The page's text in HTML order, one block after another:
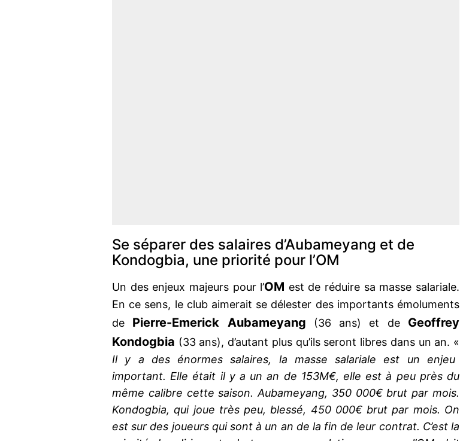
Se séparer des salaires d’Aubameyang et de
Kondogbia, une priorité pour l’OM
Un des enjeux majeurs pour l’OM est de réduire sa masse salariale.
En ce sens, le club aimerait se délester des importants émoluments
de Pierre-Emerick Aubameyang (36 ans) et de Geoffrey
Kondogbia (33 ans), d’autant plus qu’ils seront libres dans un an. «
Il y a des énormes salaires, la masse salariale est un enjeu
important. Elle était il y a un an de 153M€, elle est à peu près du
même calibre cette saison. Aubameyang, 350 000€ brut par mois.
Kondogbia, qui joue très peu, blessé, 450 000€ brut par mois. On
est sur des joueurs qui sont à un an de la fin de leur contrat. C’est la